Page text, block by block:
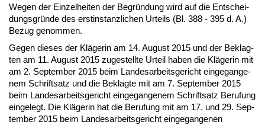
We­gen der Ein­zel­hei­ten der Be­gründung wird auf die Ent­schei­
dungs­gründe des erst­in­stanz­li­chen Ur­teils (Bl. 388 - 395 d. A.)
Be­zug ge­nom­men.
Ge­gen die­ses der Kläge­rin am 14. Au­gust 2015 und der Be­klag­
ten am 11. Au­gust 2015 zu­ge­stell­te Ur­teil ha­ben die Kläge­rin mit
am 2. Sep­tem­ber 2015 beim Lan­des­ar­beits­ge­richt ein­ge­gan­ge­
nem Schrift­satz und die Be­klag­te mit am 7. Sep­tem­ber 2015
beim Lan­des­ar­beits­ge­richt ein­ge­gan­ge­nem Schrift­satz Be­ru­fung
ein­ge­legt. Die Kläge­rin hat die Be­ru­fung mit am 17. und 29. Sep­
tem­ber 2015 beim Lan­des­ar­beits­ge­richt ein­ge­gan­ge­nen